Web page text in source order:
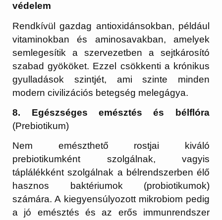
védelem
Rendkívül gazdag antioxidánsokban, például
vitaminokban és aminosavakban, amelyek
semlegesítik a szervezetben a sejtkárosító
szabad gyököket. Ezzel csökkenti a krónikus
gyulladások szintjét, ami szinte minden
modern civilizációs betegség melegágya.
8. Egészséges emésztés és bélflóra
(Prebiotikum)
Nem emészthető rostjai kiváló
prebiotikumként szolgálnak, vagyis
táplálékként szolgálnak a bélrendszerben élő
hasznos baktériumok (probiotikumok)
számára. A kiegyensúlyozott mikrobiom pedig
a jó emésztés és az erős immunrendszer